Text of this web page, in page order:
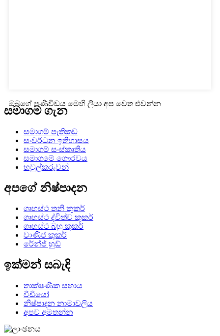
ඔබගේ පණිවිඩය මෙහි ලියා අප වෙත එවන්න
සමාගම ගැන
සමාගම් පැතිකඩ
සංවර්ධන ඉතිහාසය
සමාගම් සංස්කෘතිය
සමාගමේ ගෞරවය
හවුල්කරුවන්
අපගේ නිෂ්පාදන
ගෘහස්ථ තනි කුකර්
ගෘහස්ථ ද්විත්ව කුකර්
ගෘහස්ථ බහු කුකර්
වාණිජ කුකර්
රේන්ජ් හුඩ්
ඉක්මන් සබැඳි
තාක්ෂණික සහාය
වීඩියෝ
නිෂ්පාදන නාමාවලිය
අපව අමතන්න